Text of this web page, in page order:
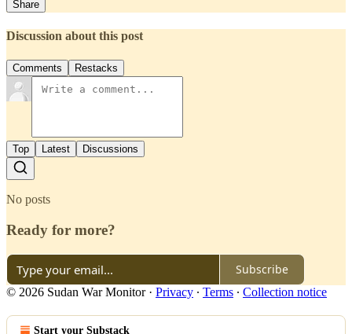
Share
Discussion about this post
Comments Restacks
Top Latest Discussions
No posts
Ready for more?
Subscribe
© 2026 Sudan War Monitor· Privacy ∙ Terms ∙ Collection notice
Start your Substack